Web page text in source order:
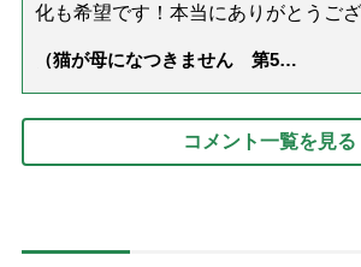
化も希望です！本当にありがとうござ
（猫が母になつきません 第500
コメント一覧を見る